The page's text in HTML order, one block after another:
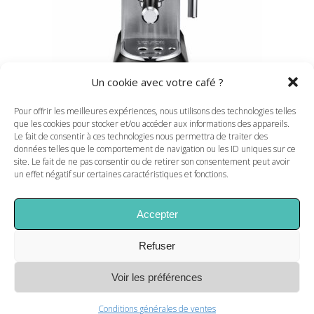
Un cookie avec votre café ?
Pour offrir les meilleures expériences, nous utilisons des technologies telles
que les cookies pour stocker et/ou accéder aux informations des appareils.
Le fait de consentir à ces technologies nous permettra de traiter des
données telles que le comportement de navigation ou les ID uniques sur ce
site. Le fait de ne pas consentir ou de retirer son consentement peut avoir
un effet négatif sur certaines caractéristiques et fonctions.
Accepter
Refuser
Voir les préférences
Conditions générales de ventes
EC695M-EXPRESSO DEDICA
METAL BROSSE
249,00€